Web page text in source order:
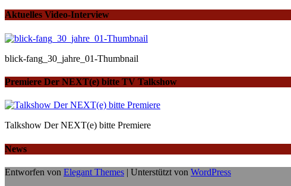
Aktuelles Video-Interview
blick-fang_30_jahre_01-Thumbnail
Premiere Der NEXT(e) bitte TV Talkshow
Talkshow Der NEXT(e) bitte Premiere
News
Entworfen von Elegant Themes | Unterstützt von WordPress